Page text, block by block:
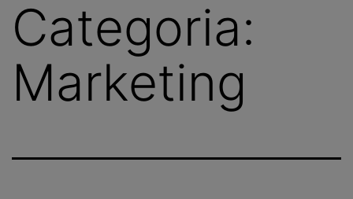
Categoria:
Marketing